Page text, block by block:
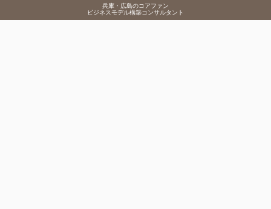
兵庫・広島のコアファン
ビジネスモデル構築コンサルタント